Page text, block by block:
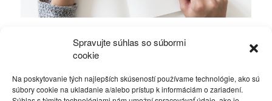
Spravujte súhlas so súbormi
cookie
Na poskytovanie tých najlepších skúseností používame technológie, ako sú
súbory cookie na ukladanie a/alebo prístup k informáciám o zariadení.
Gerasimovom?
Politika 4. decembra 2023